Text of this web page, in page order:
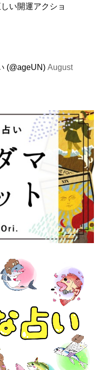
い開運アクショ
(@ageUN)August